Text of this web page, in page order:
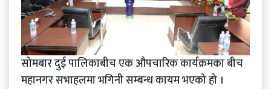
सोमबार दुई पालिकाबीच एक औपचारिक कार्यक्रमका बीच
महानगर सभाहलमा भगिनी सम्बन्ध कायम भएको हो ।